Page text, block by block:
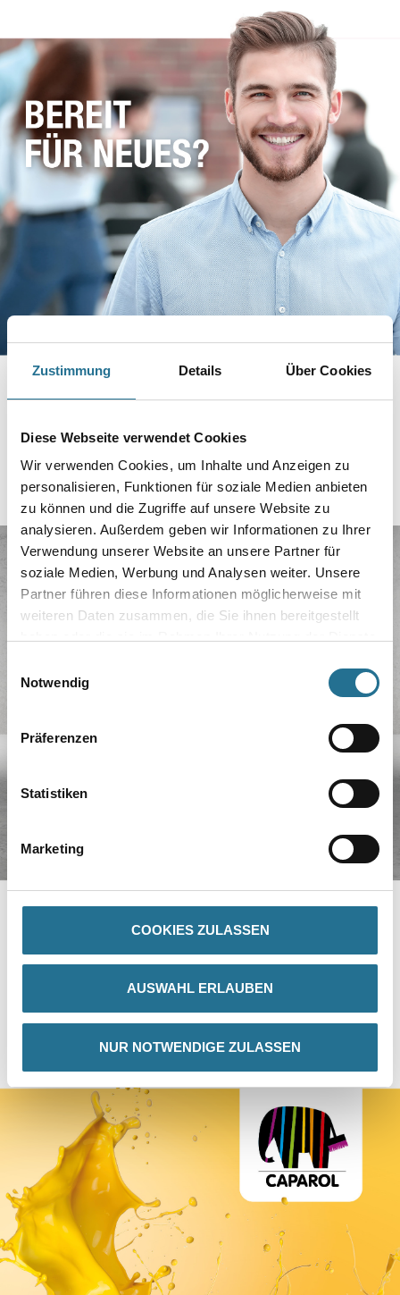
Zustimmung Details Über Cookies
Diese Webseite verwendet Cookies
Wir verwenden Cookies, um Inhalte und Anzeigen zu
personalisieren, Funktionen für soziale Medien anbieten
zu können und die Zugriffe auf unsere Website zu
analysieren. Außerdem geben wir Informationen zu Ihrer
Verwendung unserer Website an unsere Partner für
soziale Medien, Werbung und Analysen weiter. Unsere
Partner führen diese Informationen möglicherweise mit
weiteren Daten zusammen, die Sie ihnen bereitgestellt
Notwendig
Präferenzen
Statistiken
Marketing
COOKIES ZULASSEN
AUSWAHL ERLAUBEN
NUR NOTWENDIGE ZULASSEN